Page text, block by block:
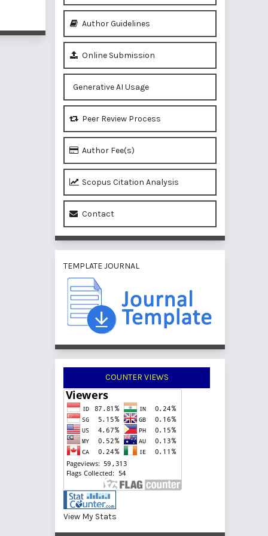
Author Guidelines
Online Submission
Generative AI Usage
Peer Review Process
Author Fee(s)
Scopus Citation Analysis
Contact
TEMPLATE JOURNAL
COUNTER VIEWS
View My Stats